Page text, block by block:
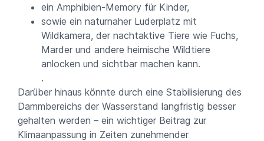
ein Amphibien-Memory für Kinder,
sowie ein naturnaher Luderplatz mit
Wildkamera, der nachtaktive Tiere wie Fuchs,
Marder und andere heimische Wildtiere
anlocken und sichtbar machen kann.
.
Darüber hinaus könnte durch eine Stabilisierung des
Dammbereichs der Wasserstand langfristig besser
gehalten werden – ein wichtiger Beitrag zur
Klimaanpassung in Zeiten zunehmender